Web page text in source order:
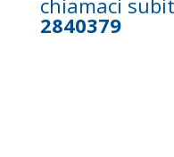
chiamaci
2840379